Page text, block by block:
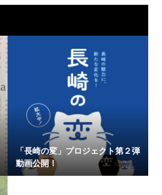
「長崎の変」プロジェクト第２弾
動画公開！